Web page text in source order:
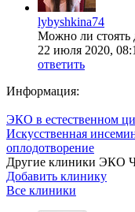
lybyshkina74
Можно ли стоять
22 июля 2020,
ответить
Информация:
ЭКО в естественном
Искусственная
оплодотворение
Другие клиники ЭКО
Добавить клинику
Все клиники